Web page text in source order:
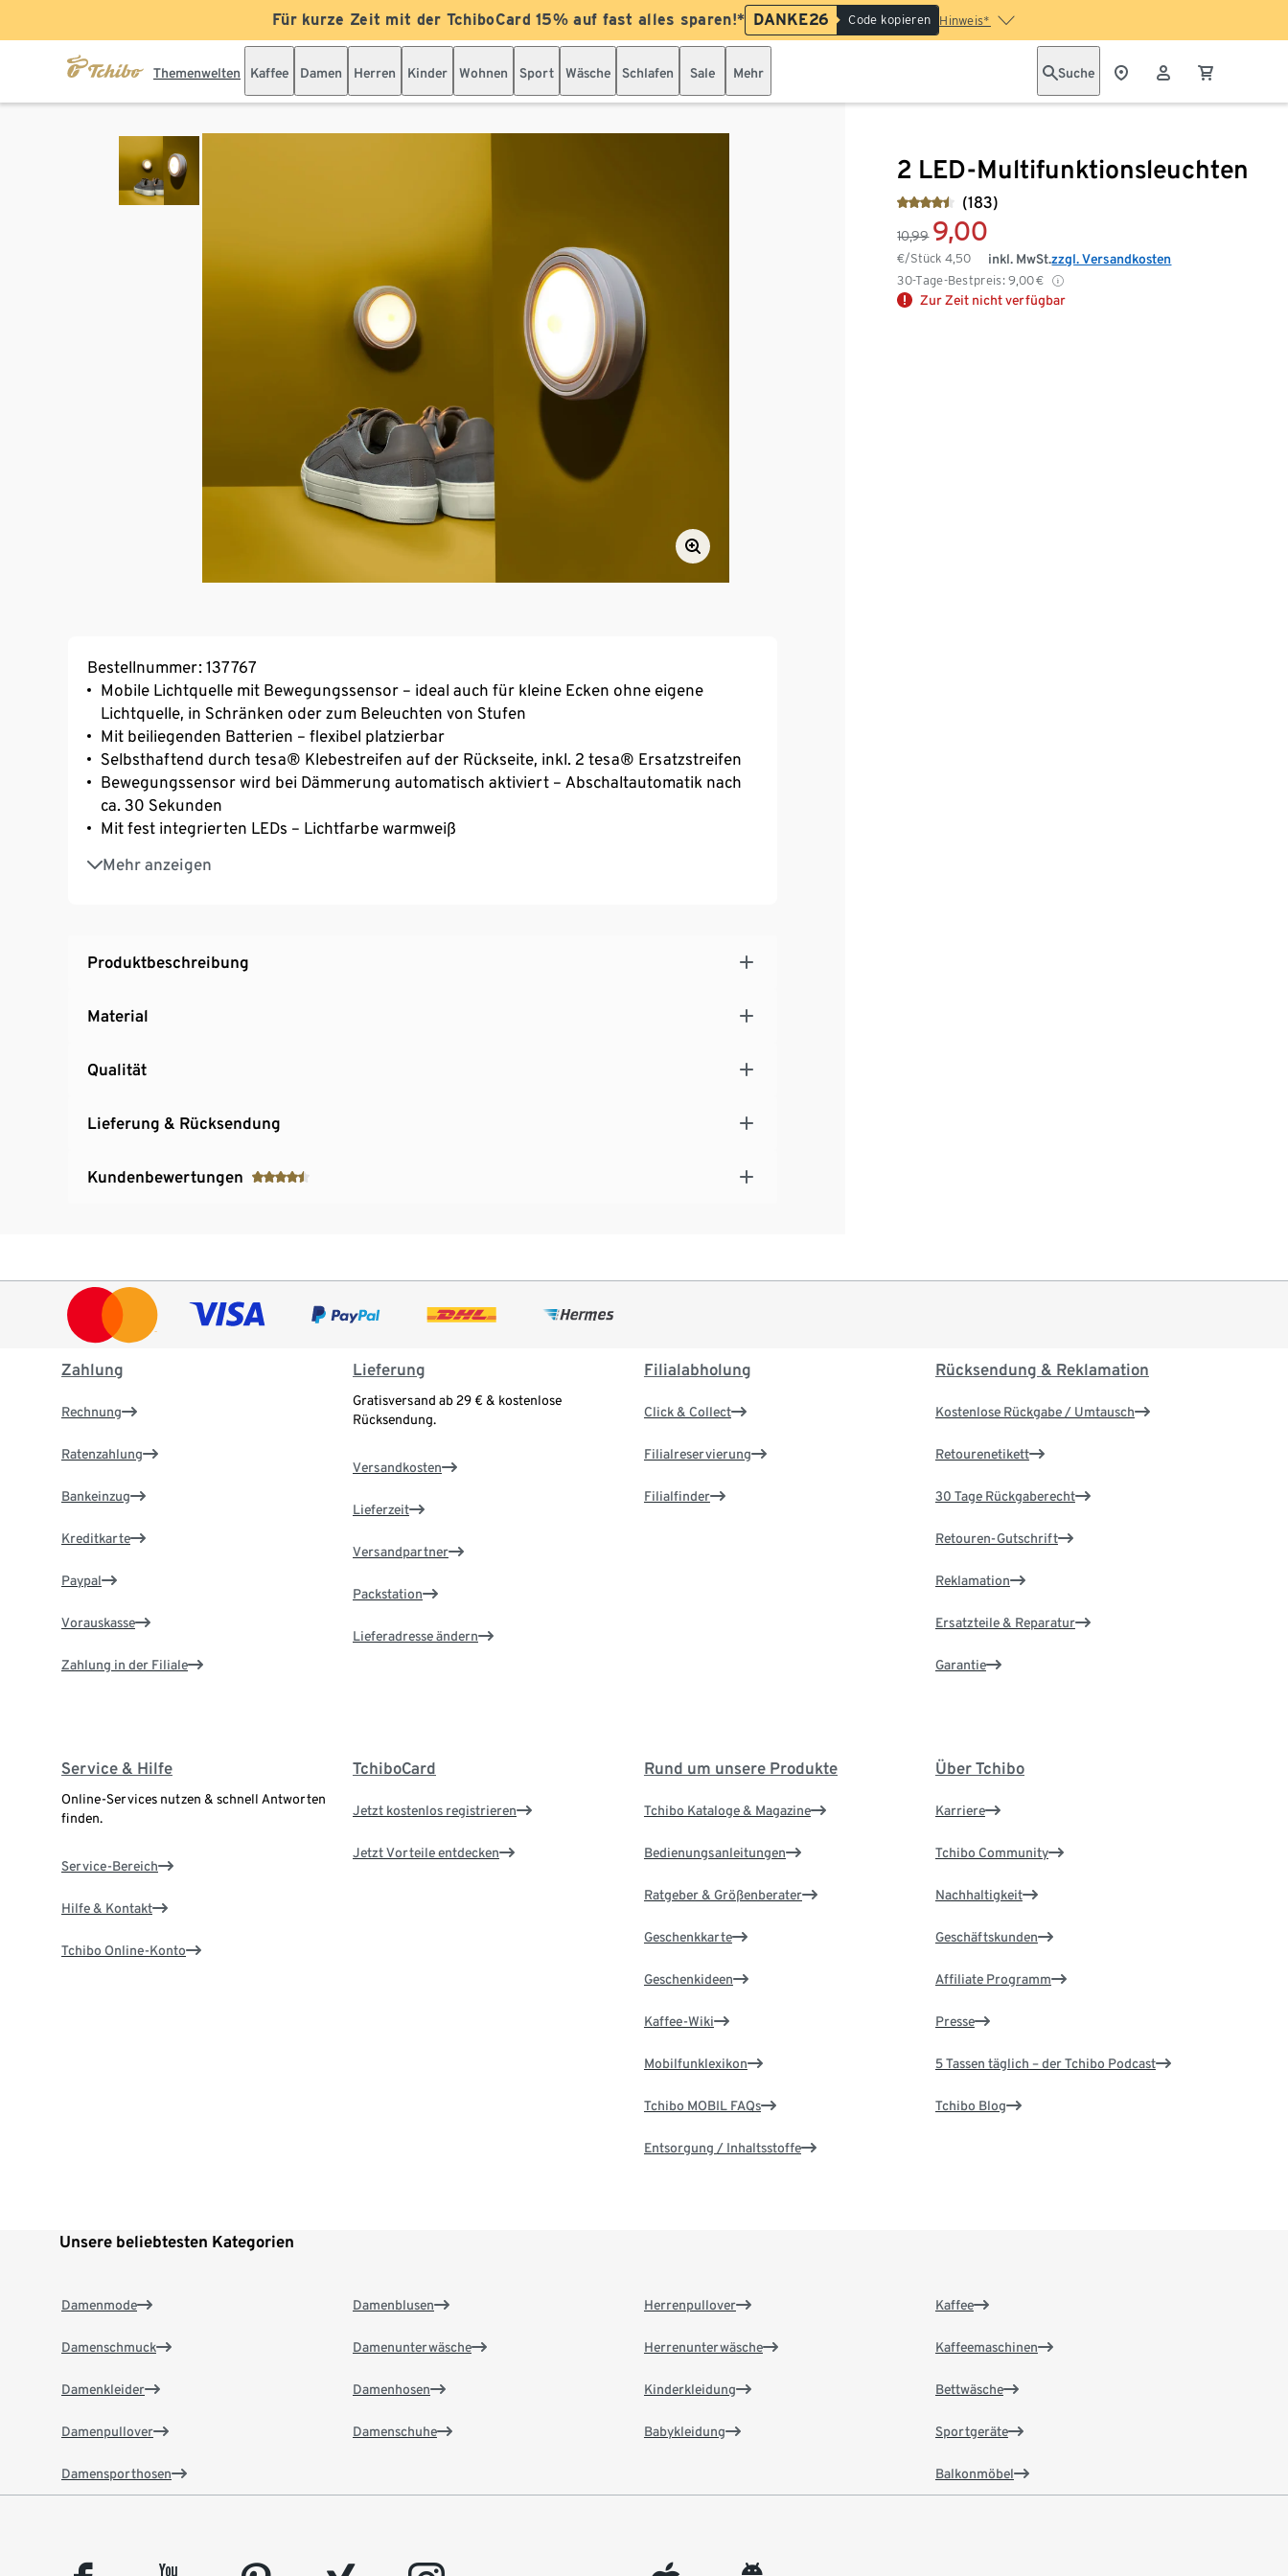
Für kurze Zeit mit der TchiboCard 15% auf fast alles sparen!* DANKE26 Code kopieren Hinweis*
Themenwelten Kaffee Damen Herren Kinder Wohnen Sport Wäsche Schlafen Sale Mehr Suche
2 LED-Multifunktionsleuchten
(183)
10,99 9,00
€/Stück4,50
30-Tage-Bestpreis: 9,00€
inkl. MwSt.zzgl. Versandkosten
Zur Zeit nicht verfügbar
Bestellnummer: 137767
Mobile Lichtquelle mit Bewegungssensor – ideal auch für kleine Ecken ohne eigene
Lichtquelle, in Schränken oder zum Beleuchten von Stufen
Mit beiliegenden Batterien – flexibel platzierbar
Selbsthaftend durch tesa® Klebestreifen auf der Rückseite, inkl. 2 tesa® Ersatzstreifen
Bewegungssensor wird bei Dämmerung automatisch aktiviert – Abschaltautomatik nach
ca. 30 Sekunden
Mit fest integrierten LEDs – Lichtfarbe warmweiß
Mehr anzeigen
Mit Ein-/Ausschalter
Produktbeschreibung
Material
Qualität
Lieferung & Rücksendung
Kundenbewertungen
Zahlung
Rechnung
Ratenzahlung
Bankeinzug
Kreditkarte
Paypal
Vorauskasse
Zahlung in der Filiale
Lieferung
Gratisversand ab 29 € & kostenlose
Rücksendung.
Versandkosten
Lieferzeit
Versandpartner
Packstation
Lieferadresse ändern
Filialabholung
Click & Collect
Filialreservierung
Filialfinder
Rücksendung & Reklamation
Kostenlose Rückgabe / Umtausch
Retourenetikett
30 Tage Rückgaberecht
Retouren-Gutschrift
Reklamation
Ersatzteile & Reparatur
Garantie
Service & Hilfe
Online-Services nutzen & schnell Antworten
finden.
Service-Bereich
Hilfe & Kontakt
Tchibo Online-Konto
TchiboCard
Jetzt kostenlos registrieren
Jetzt Vorteile entdecken
Rund um unsere Produkte
Tchibo Kataloge & Magazine
Bedienungsanleitungen
Ratgeber & Größenberater
Geschenkkarte
Geschenkideen
Kaffee-Wiki
Mobilfunklexikon
Tchibo MOBIL FAQs
Entsorgung / Inhaltsstoffe
Über Tchibo
Karriere
Tchibo Community
Nachhaltigkeit
Geschäftskunden
Affiliate Programm
Presse
5 Tassen täglich – der Tchibo Podcast
Tchibo Blog
Unsere beliebtesten Kategorien
Damenmode
Damenschmuck
Damenkleider
Damenpullover
Damensporthosen
Damenblusen
Damenunterwäsche
Damenhosen
Damenschuhe
Herrenpullover
Herrenunterwäsche
Kinderkleidung
Babykleidung
Kaffee
Kaffeemaschinen
Bettwäsche
Sportgeräte
Balkonmöbel